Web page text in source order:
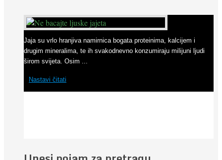
Dobro je znati
Jaja su vrlo hranjiva namirnica bogata proteinima, kalcijem i
drugim mineralima, te ih svakodnevno konzumiraju milijuni ljudi
širom svijeta. Osim ...
Nastavi čitati
123456789